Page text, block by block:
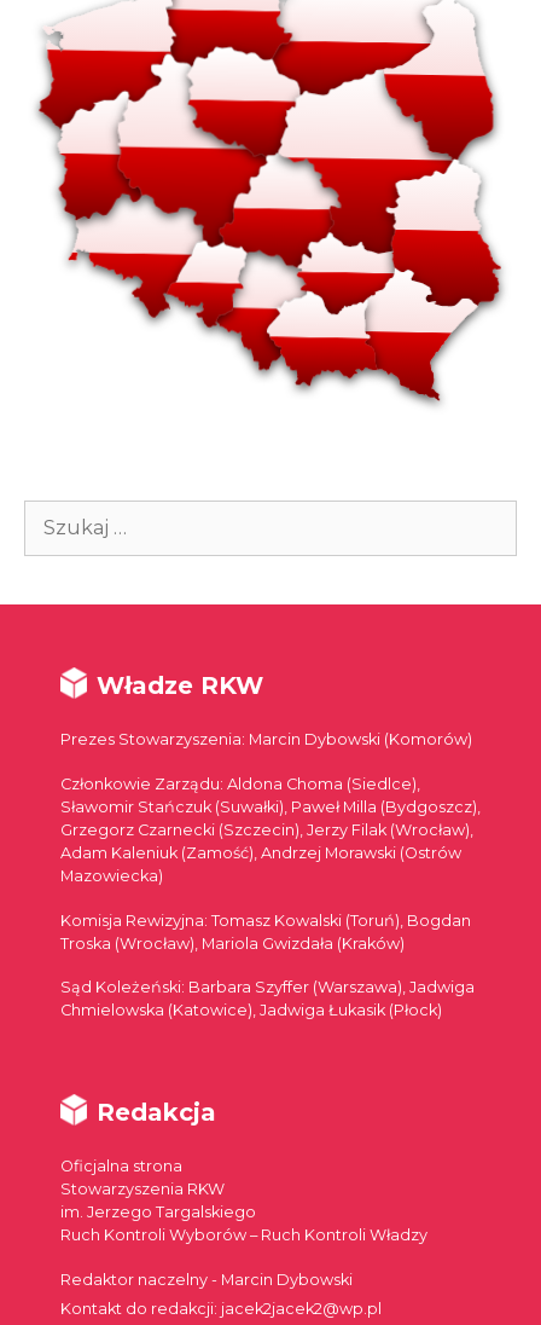
Szukaj:
Władze RKW
Prezes Stowarzyszenia: Marcin Dybowski (Komorów)
Członkowie Zarządu: Aldona Choma (Siedlce),
Sławomir Stańczuk (Suwałki), Paweł Milla (Bydgoszcz),
Grzegorz Czarnecki (Szczecin), Jerzy Filak (Wrocław),
Adam Kaleniuk (Zamość), Andrzej Morawski (Ostrów
Mazowiecka)
Komisja Rewizyjna: Tomasz Kowalski (Toruń), Bogdan
Troska (Wrocław), Mariola Gwizdała (Kraków)
Sąd Koleżeński: Barbara Szyffer (Warszawa), Jadwiga
Chmielowska (Katowice), Jadwiga Łukasik (Płock)
Redakcja
Oficjalna strona
Stowarzyszenia RKW
im. Jerzego Targalskiego
Ruch Kontroli Wyborów – Ruch Kontroli Władzy
Redaktor naczelny - Marcin Dybowski
Kontakt do redakcji: jacek2jacek2@wp.pl